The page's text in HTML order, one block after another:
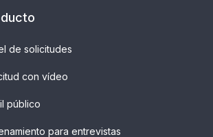
de solicitudes
con vídeo
público
para entrevistas